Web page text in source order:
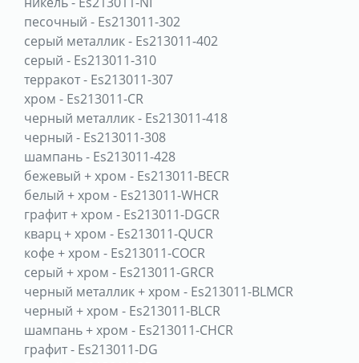
песочный - Es213011-302
серый металлик- Es213011-402
серый - Es213011-310
терракот- Es213011-307
хром - Es213011-CR
черный металлик- Es213011-418
черный - Es213011-308
шампань- Es213011-428
бежевый + хром - Es213011-BECR
белый + хром - Es213011-WHCR
графит + хром - Es213011-DGCR
кварц + хром - Es213011-QUCR
кофе + хром - Es213011-COCR
серый + хром - Es213011-GRCR
черный металлик + хром - Es213011-BLMCR
черный + хром - Es213011-BLCR
шампань + хром - Es213011-CHCR
графит- Es213011-DG